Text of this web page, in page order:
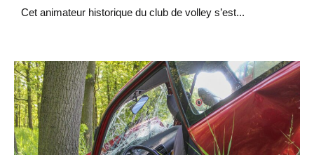
Cet animateur historique du club de volley s’est...